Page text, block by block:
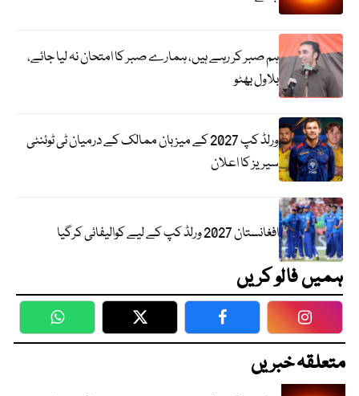
ہم صبر کر رہے ہیں، ہمارے صبر کا امتحان نہ لیا جائے،
بلاول بھٹو
ورلڈ کپ 2027 کے میزبان ممالک کے درمیان ٹی ٹوئنٹی
سیریز کا اعلان
افغانستان 2027 ورلڈ کپ کے لیے کوالیفائی کرگیا
ہمیں فالو کریں
WhatsApp Twitter Facebook
متعلقہ خبریں